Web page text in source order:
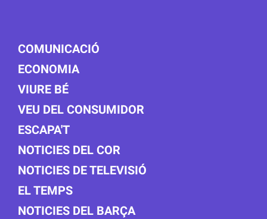
COMUNICACIÓ
ECONOMIA
VIURE BÉ
VEU DEL CONSUMIDOR
ESCAPA'T
NOTICIES DEL COR
NOTICIES DE TELEVISIÓ
EL TEMPS
NOTICIES DEL BARÇA